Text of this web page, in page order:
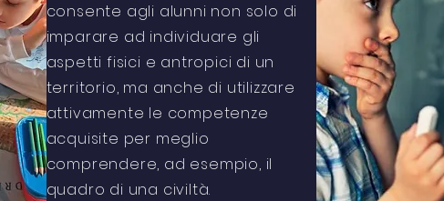
consente agli alunni non solo di
imparare ad individuare gli
aspetti fisici e antropici di un
territorio, ma anche di utilizzare
attivamente le competenze
acquisite per meglio
comprendere, ad esempio, il
quadro di una civiltà.